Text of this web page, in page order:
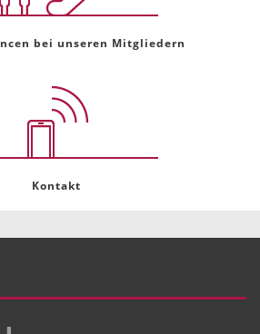
bei unseren Mitgliedern
Kontakt